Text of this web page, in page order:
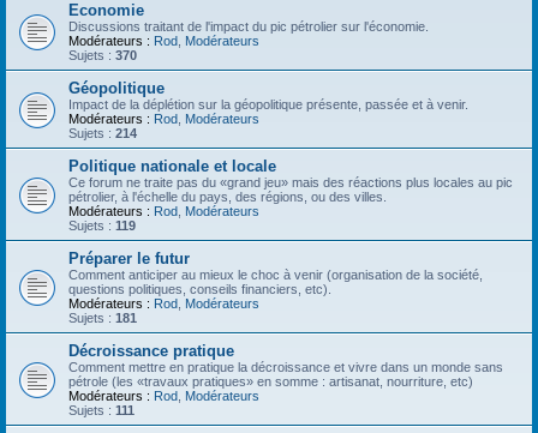
Economie
Discussions traitant de l'impact du pic pétrolier sur l'économie.
Modérateurs : Rod Modérateurs
Sujets : 370
Géopolitique
Impact de la déplétion sur la géopolitique présente, passée et à venir.
Modérateurs : Rod Modérateurs
Sujets : 214
Politique nationale et locale
Ce forum ne traite pas du «grand jeu» mais des réactions plus locales au pic
pétrolier, à l'échelle du pays, des régions, ou des villes.
Modérateurs : Rod Modérateurs
Sujets : 119
Préparer le futur
Comment anticiper au mieux le choc à venir (organisation de la société,
questions politiques, conseils financiers, etc).
Modérateurs : Rod Modérateurs
Sujets : 181
Décroissance pratique
Comment mettre en pratique la décroissance et vivre dans un monde sans
pétrole (les «travaux pratiques» en somme : artisanat, nourriture, etc)
Modérateurs : Rod Modérateurs
Sujets : 111